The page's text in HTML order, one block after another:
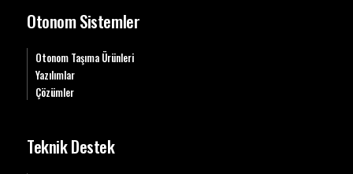
Otonom Sistemler
Otonom Taşıma Ürünleri
Yazılımlar
Çözümler
Teknik Destek